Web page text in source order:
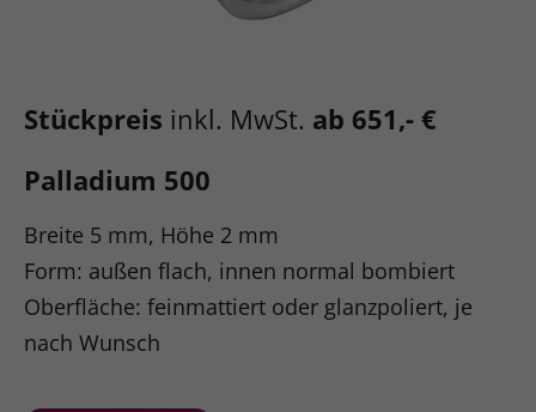
Stückpreis inkl. MwSt. ab 651,- €
Palladium 500
Breite 5 mm, Höhe 2 mm
Form: außen flach, innen normal bombiert
Oberfläche: feinmattiert oder glanzpoliert, je
nach Wunsch